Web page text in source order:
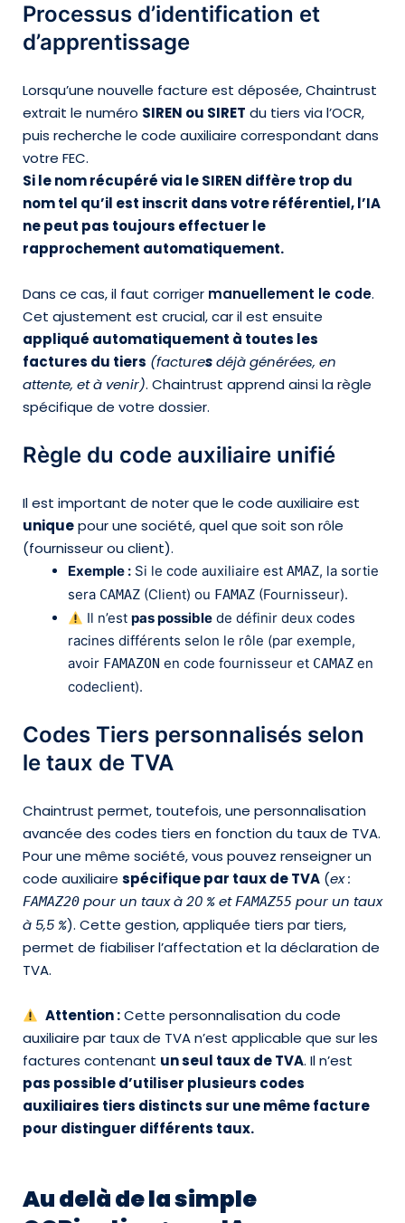
Processus d’identification et
d’apprentissage
Lorsqu’une nouvelle facture est déposée, Chaintrust
extrait le numéro SIREN ou SIRET du tiers via l’OCR,
puis recherche le code auxiliaire correspondant dans
votre FEC.
Si le nom récupéré via le SIREN diffère trop du
nom tel qu’il est inscrit dans votre référentiel, l’IA
ne peut pas toujours effectuer le
rapprochement automatiquement.
Dans ce cas, il faut corriger manuellement le code.
Cet ajustement est crucial, car il est ensuite
appliqué automatiquement à toutes les
factures du tiers (facturesdéjà générées, en
attente, et à venir). Chaintrust apprend ainsi la règle
spécifique de votre dossier.
Règle du code auxiliaire unifié
Il est important de noter que le code auxiliaire est
uniquepour une société, quel que soit son rôle
(fournisseur ou client).
Exemple : Si le code auxiliaire est AMAZ, la sortie
sera CAMAZ (Client) ou FAMAZ (Fournisseur).
Il n’estpas possible de définir deux codes
racines différents selon le rôle (par exemple,
avoir FAMAZON en code fournisseur et CAMAZ en
codeclient).
Codes Tiers personnalisés selon
le taux de TVA
Chaintrust permet, toutefois, une personnalisation
avancée des codes tiers en fonction du taux de TVA.
Pour une même société, vous pouvez renseigner un
code auxiliaire spécifique par taux de TVA (ex :
FAMAZ20 pour un taux à 20 % etFAMAZ55 pour un taux
à 5,5 %). Cette gestion, appliquée tiers par tiers,
permet de fiabiliser l’affectation et la déclaration de
TVA.
Attention :Cette personnalisation du code
auxiliaire par taux de TVA n’est applicable que sur les
factures contenant un seul taux de TVA. Il n’est
pas possible d’utiliser plusieurs codes
auxiliaires tiers distincts sur une même facture
pour distinguer différents taux.
Au delà de la simple